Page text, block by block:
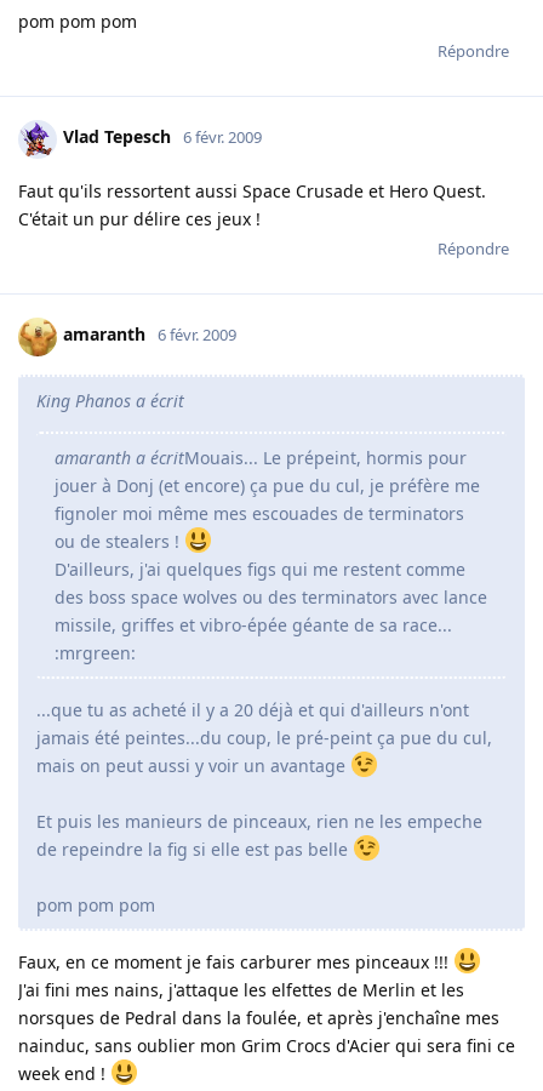
pom pom pom
Répondre
Vlad Tepesch 6 févr. 2009
Faut qu'ils ressortent aussi Space Crusade et Hero Quest.
C'était un pur délire ces jeux !
Répondre
amaranth 6 févr. 2009
King Phanos a écrit
amaranth a écritMouais... Le prépeint, hormis pour
jouer à Donj (et encore) ça pue du cul, je préfère me
fignoler moi même mes escouades de terminators
ou de stealers !
D'ailleurs, j'ai quelques figs qui me restent comme
des boss space wolves ou des terminators avec lance
missile, griffes et vibro-épée géante de sa race...
:mrgreen:
...que tu as acheté il y a 20 déjà et qui d'ailleurs n'ont
jamais été peintes...du coup, le pré-peint ça pue du cul,
mais on peut aussi y voir un avantage
Et puis les manieurs de pinceaux, rien ne les empeche
de repeindre la fig si elle est pas belle
pom pom pom
Faux, en ce moment je fais carburer mes pinceaux !!!
J'ai fini mes nains, j'attaque les elfettes de Merlin et les
norsques de Pedral dans la foulée, et après j'enchaîne mes
nainduc, sans oublier mon Grim Crocs d'Acier qui sera fini ce
week end !